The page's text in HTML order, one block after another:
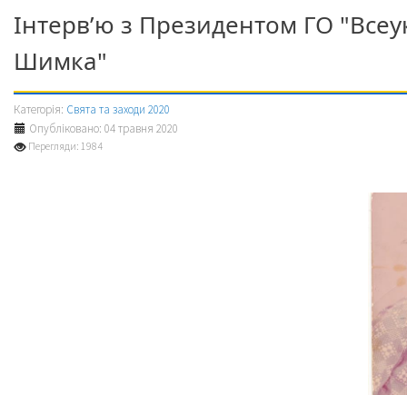
Інтерв’ю з Президентом ГО
Шимка"
Категорія: Свята та заходи 2020
Опубліковано: 04 травня 2020
Перегляди: 1984